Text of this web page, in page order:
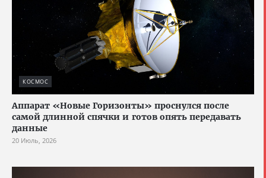
КОСМОС
Аппарат «Новые Горизонты» проснулся после
самой длинной спячки и готов опять передавать
данные
20 Июль, 2026